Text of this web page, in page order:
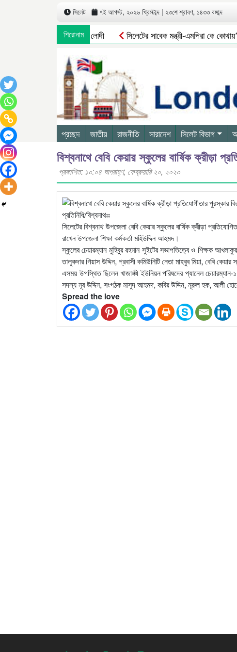
সিলেট ৭ই আগস্ট, ২০২৬ খ্রিস্টাব্দ | ২৩শে শ্রাবণ, ১৪৩৩ বঙ্গাব্দ
শিরোনাম
পুনর্বহাল নাসিম, ভারমুক্ত লোদী সিলেটের সাবেক মন্ত্রী-এমপিরা কে কোথায়?
প্রচ্ছদ জাতীয় রাজনীতি সারাদেশ সিলেট বিভাগ
বিশ্বনাথে বেবি কেয়ার স্কুলের বার্ষিক ক্রীড়া
প্রকাশিত: ১০:০৪ অপরাহ্ণ, ফেব্রুয়ারি ২০, ২০২০
প্রতিনিধি/বিশ্বনাথঃঃ
সিলেটের বিশ্বনাথ উপজেলা বেবি কেয়ার স্কুলের বার্ষিক ক্রীড়া
রাখেন উপজেলা শিক্ষা কর্মকর্তা মহিউদ্দিন আহমদ।
স্কুলের চেয়ারম্যান মুহিবুর রহমান সুইটের সভাপতিত্বে ও শিক্ষক আখলাকুর
তালুকদার গিয়াস উদ্দিন, প্রবাসী কমিউনিটি নেতা মাহবুব মিয়া, বেবি
এসময় উপস্থিত ছিলেন খাজাঞ্চী ইউনিয়ন পরিষদের প্যানেল
সদস্য নূর উদ্দিন, সংগঠক মাসুদ আহমদ, কবির উদ্দিন, নূরুল হক, আলী
Spread the love